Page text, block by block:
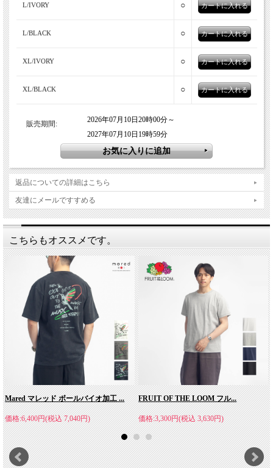
L/IVORY ○
L/BLACK ○
XL/IVORY ○
XL/BLACK ○
販売期間:
2026年07月10日20時00分～
2027年07月10日19時59分
返品についての詳細はこちら
友達にメールですすめる
こちらもオススメです。
Mared マレッド ボールバイオ加工 ...
価格:6,400円(税込 7,040円)
FRUIT OF THE LOOM フル...
価格:3,300円(税込 3,630円)